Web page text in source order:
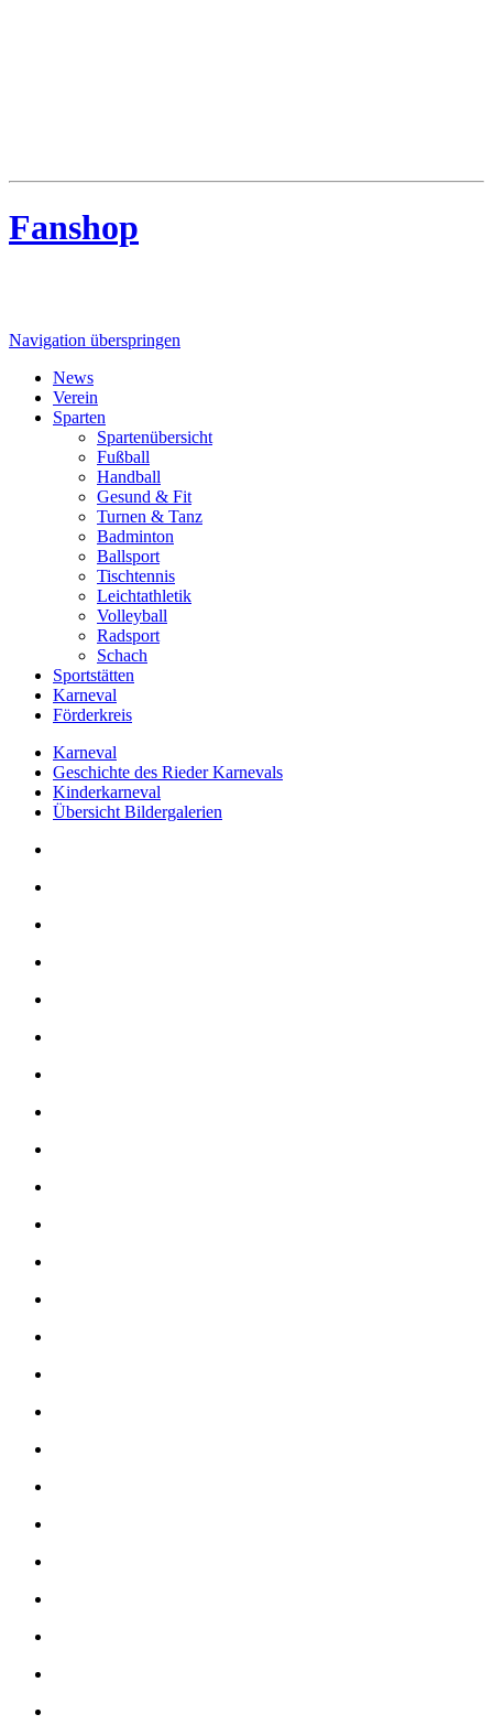
Fanshop
Navigation überspringen
News
Verein
Sparten
Spartenübersicht
Fußball
Handball
Gesund & Fit
Turnen & Tanz
Badminton
Ballsport
Tischtennis
Leichtathletik
Volleyball
Radsport
Schach
Sportstätten
Karneval
Förderkreis
Karneval
Geschichte des Rieder Karnevals
Kinderkarneval
Übersicht Bildergalerien